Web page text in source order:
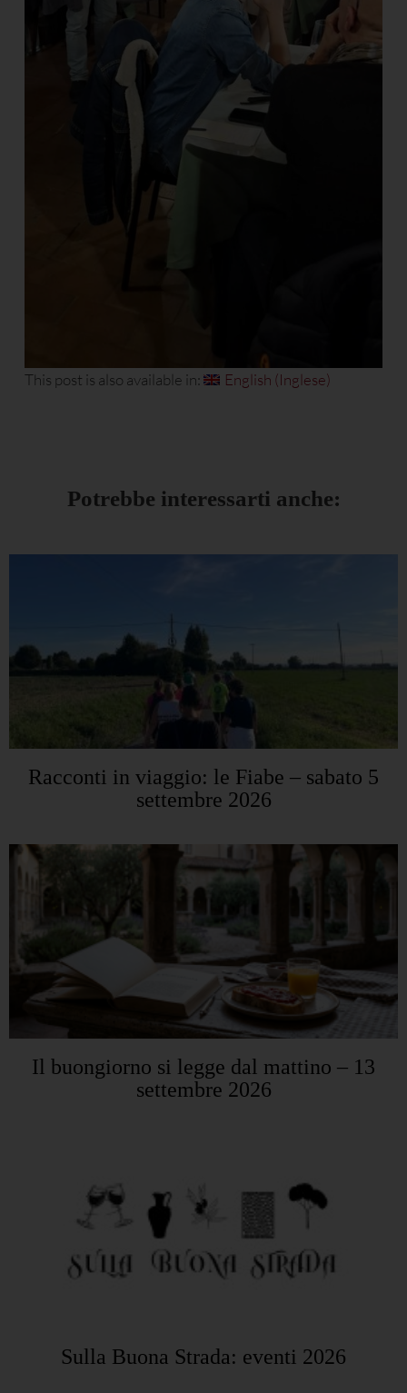
This post is also available in: English (Inglese)
Potrebbe interessarti anche:
Racconti in viaggio: le Fiabe – sabato 5
settembre 2026
Il buongiorno si legge dal mattino – 13
settembre 2026
Sulla Buona Strada: eventi 2026